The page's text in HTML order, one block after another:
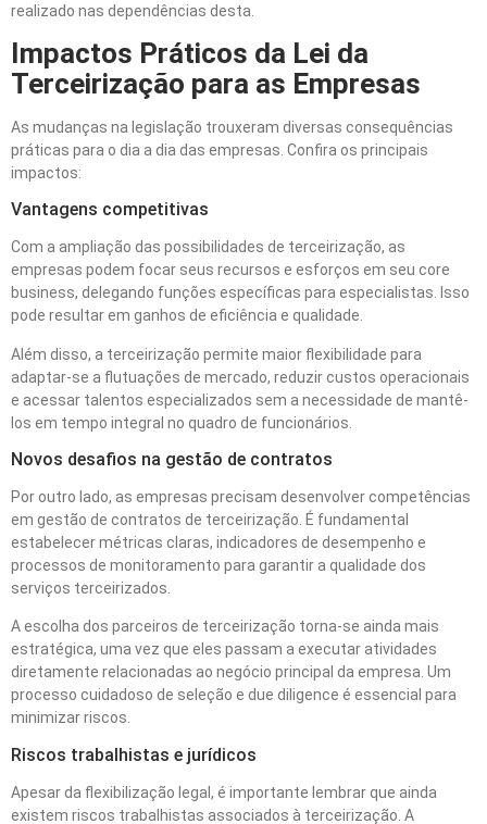
realizado nas dependências desta.
Impactos Práticos da Lei da
Terceirização para as Empresas
As mudanças na legislação trouxeram diversas consequências
práticas para o dia a dia das empresas. Confira os principais
impactos:
Vantagens competitivas
Com a ampliação das possibilidades de terceirização, as
empresas podem focar seus recursos e esforços em seu core
business, delegando funções específicas para especialistas. Isso
pode resultar em ganhos de eficiência e qualidade.
Além disso, a terceirização permite maior flexibilidade para
adaptar-se a flutuações de mercado, reduzir custos operacionais
e acessar talentos especializados sem a necessidade de mantê-
los em tempo integral no quadro de funcionários.
Novos desafios na gestão de contratos
Por outro lado, as empresas precisam desenvolver competências
em gestão de contratos de terceirização. É fundamental
estabelecer métricas claras, indicadores de desempenho e
processos de monitoramento para garantir a qualidade dos
serviços terceirizados.
A escolha dos parceiros de terceirização torna-se ainda mais
estratégica, uma vez que eles passam a executar atividades
diretamente relacionadas ao negócio principal da empresa. Um
processo cuidadoso de seleção e due diligence é essencial para
minimizar riscos.
Riscos trabalhistas e jurídicos
Apesar da flexibilização legal, é importante lembrar que ainda
existem riscos trabalhistas associados à terceirização. A